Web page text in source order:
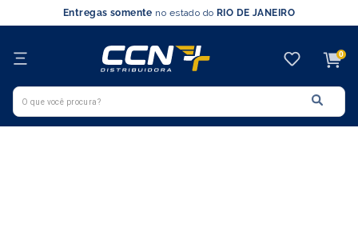
Entregas somente no estado do RIO DE JANEIRO
0